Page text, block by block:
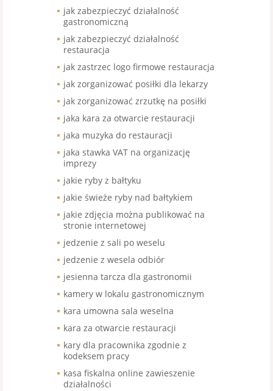
jak zabezpieczyć działalność
gastronomiczną
jak zabezpieczyć działalność
restauracja
jak zastrzec logo firmowe restauracja
jak zorganizować posiłki dla lekarzy
jak zorganizować zrzutkę na posiłki
jaka kara za otwarcie restauracji
jaka muzyka do restauracji
jaka stawka VAT na organizację
imprezy
jakie ryby z bałtyku
jakie świeże ryby nad bałtykiem
jakie zdjęcia można publikować na
stronie internetowej
jedzenie z sali po weselu
jedzenie z wesela odbiór
jesienna tarcza dla gastronomii
kamery w lokalu gastronomicznym
kara umowna sala weselna
kara za otwarcie restauracji
kary dla pracownika zgodnie z
kodeksem pracy
kasa fiskalna online zawieszenie
działalności